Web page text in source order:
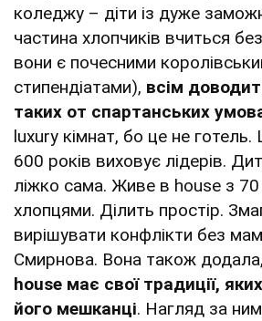
коледжу – діти із дуже
частина хлопчиків вчиться
вони є почесними
стипендіатами), всім
таких от спартанських
luxury кімнат, бо це не
600 років виховує лідерів.
ліжко сама. Живе в house з
хлопцями. Ділить простір.
вирішувати конфлікти без
Смирнова. Вона також
house має свої традиції,
його мешканці. Нагляд за